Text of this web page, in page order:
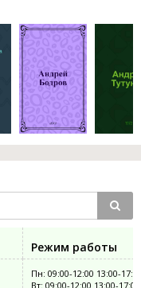
Режим работы
Пн: 09:00-12:00 13:00-
Вт: 09:00-12:00 13:00-17:00